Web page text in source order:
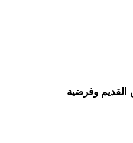
القديم وفرضية